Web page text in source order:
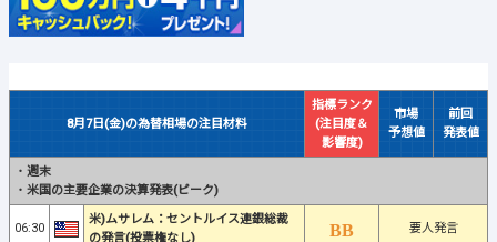
8月7日(金)の為替相場の注目材料
指標ランク
(注目度＆
影響度)
市場
予想値
前回
発表値
・ 週末
・ 米国の主要企業の決算発表(ピーク)
06:30
米)ムサレム：セントルイス連銀総裁
の発言(投票権なし)
要人発言